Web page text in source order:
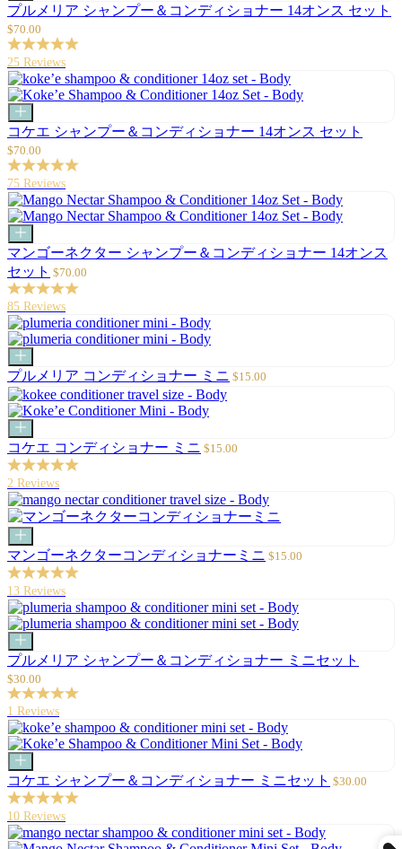
ー
ト
に
追
加
プルメリア シャンプー＆コンディショナー 14オンス セット
$70.00
25 Reviews
カ
ー
ト
に
追
加
コケエ シャンプー＆コンディショナー 14オンス セット
$70.00
75 Reviews
カ
ー
ト
に
追
加
マンゴーネクター シャンプー＆コンディショナー 14オンス
セット セ
ー
ル
価
格
$70.00
85 Reviews
カ
ー
ト
に
追
加
プルメリア コンディショナー ミニ セ
$15.00
カ
ー
ト
に
追
加
コケエ コンディショナー ミニ セ
価
格
$15.00
2 Reviews
カ
ー
ト
に
追
加
マンゴーネクターコンディショナーミニ セ
価
格
$15.00
13 Reviews
カ
ー
ト
に
追
加
プルメリア シャンプー＆コンディショナー ミニセット
$30.00
1 Reviews
カ
ー
ト
に
追
加
コケエ シャンプー＆コンディショナー ミニセット セ
格
$30.00
10 Reviews